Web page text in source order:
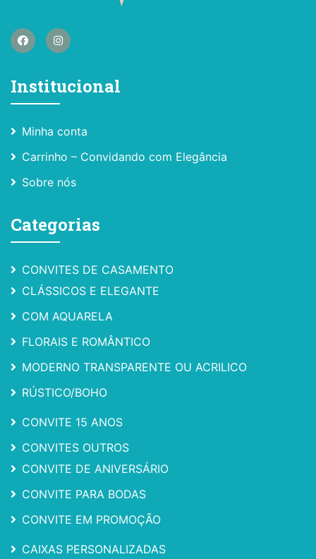
Institucional
Minha conta
Carrinho – Convidando com Elegância
Sobre nós
Categorias
CONVITES DE CASAMENTO
CLÁSSICOS E ELEGANTE
COM AQUARELA
FLORAIS E ROMÂNTICO
MODERNO TRANSPARENTE OU ACRILICO
RÚSTICO/BOHO
CONVITE 15 ANOS
CONVITES OUTROS
CONVITE DE ANIVERSÁRIO
CONVITE PARA BODAS
CONVITE EM PROMOÇÃO
CAIXAS PERSONALIZADAS